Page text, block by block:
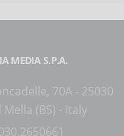
MEDIA S.P.A.
70A - 25030
Mella (BS) - Italy